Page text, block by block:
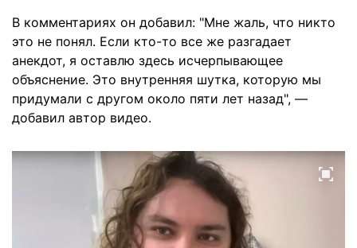
В комментариях он добавил: "Мне жаль, что никто
это не понял. Если кто-то все же разгадает
анекдот, я оставлю здесь исчерпывающее
объяснение. Это внутренняя шутка, которую мы
придумали с другом около пяти лет назад", —
добавил автор видео.